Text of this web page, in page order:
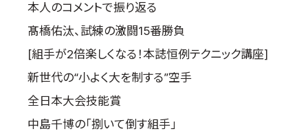
本人のコメントで振り返る
髙橋佑汰、試練の激闘15番勝負
[組手が2倍楽しくなる！本誌恒例テクニック講座]
新世代の“小よく大を制する”空手
全日本大会技能賞
中島千博の「捌いて倒す組手」